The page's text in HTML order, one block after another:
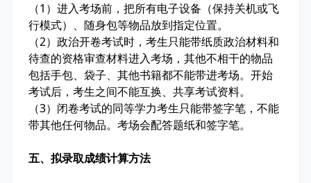
（1）进入考场前，把所有电子设备（保持关机或飞
行模式）、随身包等物品放到指定位置。
（2）政治开卷考试时，考生只能带纸质政治材料和
待查的资格审查材料进入考场，其他不相干的物品
包括手包、袋子、其他书籍都不能带进考场。开始
考试后，考生之间不能互换、共享考试资料。
（3）闭卷考试的同等学力考生只能带签字笔，不能
带其他任何物品。考场会配答题纸和签字笔。
五、拟录取成绩计算方法